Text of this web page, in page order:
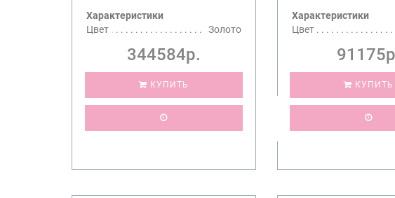
Характеристики
Цвет
Золото
344584р.
КУПИТЬ
Характеристики
Цвет
КУПИТЬ